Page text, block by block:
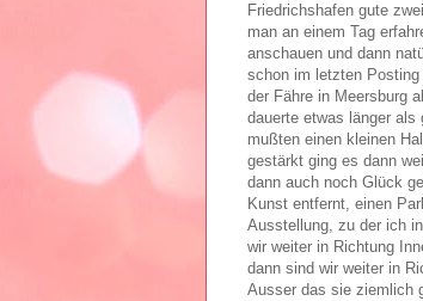
Friedrichshafen gute
man an einem Tag
anschauen und dann
schon im letzten
der Fähre in Meersburg
dauerte etwas länger als
mußten einen kleinen
gestärkt ging es dann
dann auch noch Glück
Kunst entfernt, einen
Ausstellung, zu der ich
wir weiter in Richtung
dann sind wir weiter in
Ausser das sie ziemlich